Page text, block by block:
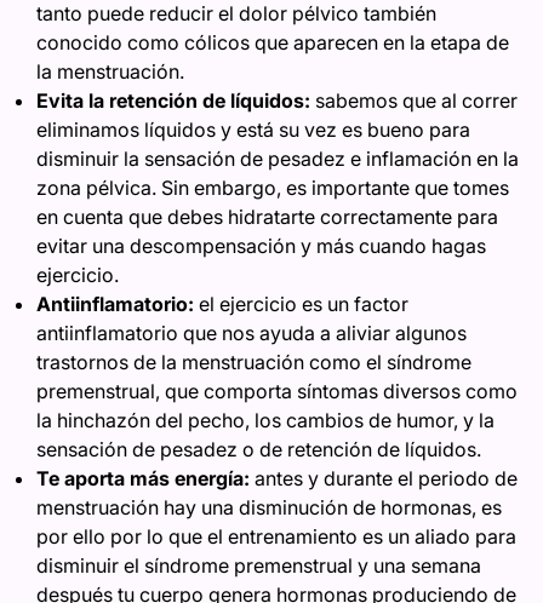
tanto puede reducir el dolor pélvico también
conocido como cólicos que aparecen en la etapa de
la menstruación.
Evita la retención de líquidos: sabemos que al correr
eliminamos líquidos y está su vez es bueno para
disminuir la sensación de pesadez e inflamación en la
zona pélvica. Sin embargo, es importante que tomes
en cuenta que debes hidratarte correctamente para
evitar una descompensación y más cuando hagas
ejercicio.
Antiinflamatorio: el ejercicio es un factor
antiinflamatorio que nos ayuda a aliviar algunos
trastornos de la menstruación como el síndrome
premenstrual, que comporta síntomas diversos como
la hinchazón del pecho, los cambios de humor, y la
sensación de pesadez o de retención de líquidos.
Te aporta más energía: antes y durante el periodo de
menstruación hay una disminución de hormonas, es
por ello por lo que el entrenamiento es un aliado para
disminuir el síndrome premenstrual y una semana
después tu cuerpo genera hormonas produciendo de